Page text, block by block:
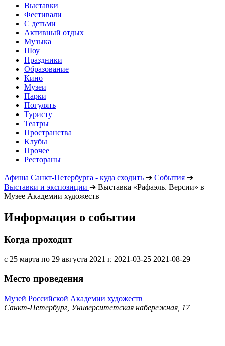
Выставки
Фестивали
С детьми
Активный отдых
Музыка
Шоу
Праздники
Образование
Кино
Музеи
Парки
Погулять
Туристу
Театры
Пространства
Клубы
Прочее
Рестораны
Афиша Санкт-Петербурга - куда сходить ➔ События ➔
Выставки и экспозиции ➔ Выставка «Рафаэль. Версии» в
Музее Академии художеств
Информация о событии
Когда проходит
с 25 марта по 29 августа 2021 г. 2021-03-25 2021-08-29
Место проведения
Музей Российской Академии художеств
Санкт-Петербург, Университетская набережная, 17